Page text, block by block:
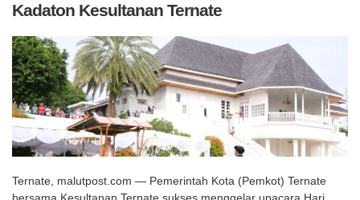
Kadaton Kesultanan Ternate
Ternate, malutpost.com — Pemerintah Kota (Pemkot) Ternate